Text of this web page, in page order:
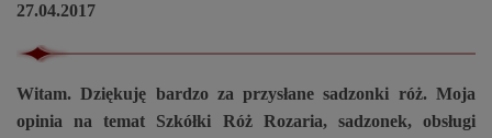
27.04.2017
Witam. Dziękuję bardzo za przysłane sadzonki róż. Moja
opinia na temat Szkółki Róż Rozaria, sadzonek, obsługi